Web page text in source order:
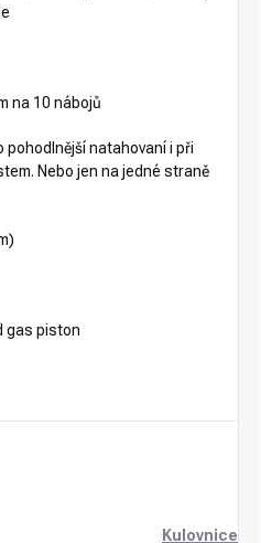
na 10 nábojů
pohodlnější natahovaní i při
Nebo jen na jedné straně
gas piston
Kulovnice